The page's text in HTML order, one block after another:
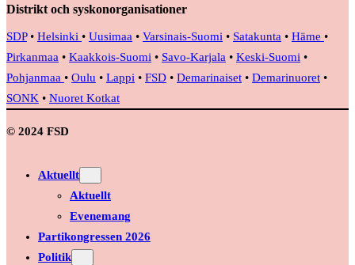
Distrikt och syskonorganisationer
SDP• Helsinki • Uusimaa • Varsinais-Suomi • Satakunta • Häme •
Pirkanmaa • Kaakkois-Suomi • Savo-Karjala • Keski-Suomi •
Pohjanmaa • Oulu • Lappi • FSD • Demarinaiset • Demarinuoret •
SONK • Nuoret Kotkat
© 2024 FSD
Aktuellt
Aktuellt
Evenemang
Partikongressen 2026
Politik